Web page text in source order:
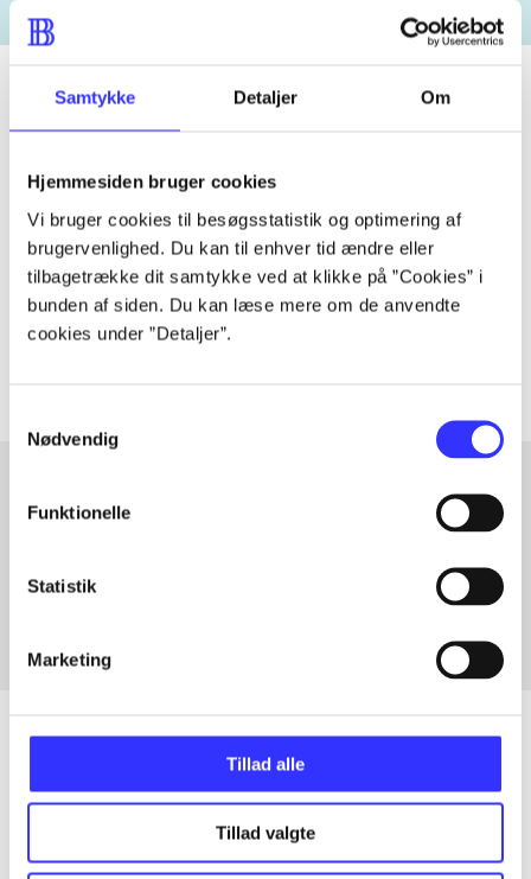
Samtykke Detaljer Om
Hjemmesiden bruger cookies
Vi bruger cookies til besøgsstatistik og optimering af
brugervenlighed. Du kan til enhver tid ændre eller
tilbagetrække dit samtykke ved at klikke på ”Cookies” i
bunden af siden. Du kan læse mere om de anvendte
cookies under ”Detaljer”.
Nødvendig
Funktionelle
Statistik
Marketing
Tillad alle
Tillad valgte
Artiklen er en del af
lorem ipsum dolor sit amet ...
Artiklerne ihandler ofte om
Artikler
Alle registrerede artikler fordelt på udgivelser